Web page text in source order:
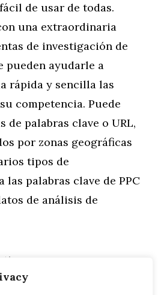
de usar de todas.
una extraordinaria
de investigación de
pueden ayudarle a
rápida y sencilla las
competencia. Puede
de palabras clave o URL,
por zonas geográficas
tipos de
las palabras clave de PPC
de análisis de
el análisis de palabras